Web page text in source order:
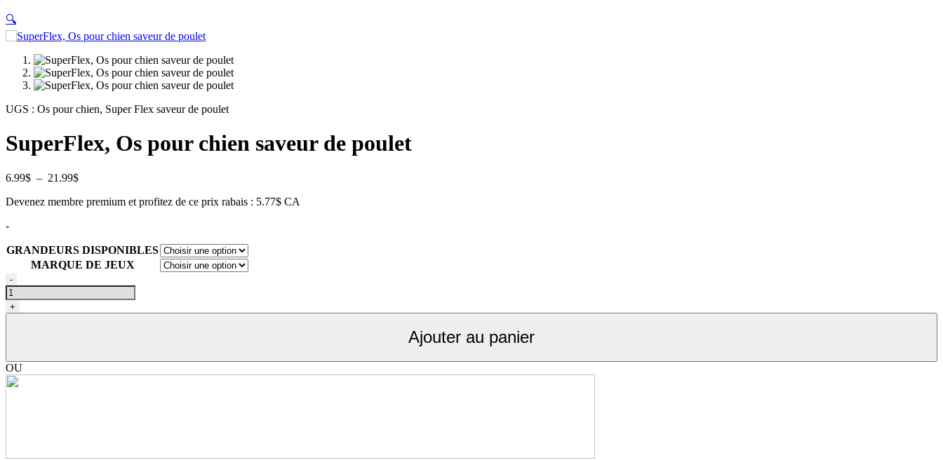
🔍
UGS : Os pour chien, Super Flex saveur de poulet
SuperFlex, Os pour chien saveur de poulet
6.99$ – 21.99$Plage
prix :
Devenez membre premium et profitez de ce prix rabais : 5.77$ CA
-
GRANDEURS DISPONIBLES
MARQUE DE JEUX
quantité
de
SuperFlex,
Os
de
poulet
-
+
Ajouter au panier
OU